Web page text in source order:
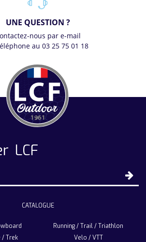
UNE QUESTION ?
nous par e-mail
au 03 25 75 01 18
LCF
CATALOGUE
Running / Trail / Triathlon
/ Trek
Velo / VTT